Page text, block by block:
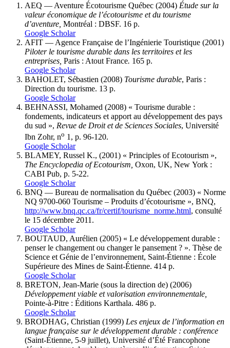
AEQ — Aventure Écotourisme Québec (2004) Étude sur la
valeur économique de l’écotourisme et du tourisme
d’aventure, Montréal : DBSF. 16 p.
Google Scholar
AFIT — Agence Française de l’Ingénierie Touristique (2001)
Piloter le tourisme durable dans les territoires et les
entreprises, Paris : Atout France. 165 p.
Google Scholar
BAHOLET, Sébastien (2008) Tourisme durable, Paris :
Direction du tourisme. 13 p.
Google Scholar
BEHNASSI, Mohamed (2008) « Tourisme durable :
fondements, indicateurs et apport au développement des pays
du sud », Revue de Droit et de Sciences Sociales, Université
Ibn Zohr, no 1, p. 96-120.
Google Scholar
BLAMEY, Russel K., (2001) « Principles of Ecotourism »,
The Encyclopedia of Ecotourism, Oxon, UK, New York :
CABI Pub, p. 5-22.
Google Scholar
BNQ — Bureau de normalisation du Québec (2003) « Norme
NQ 9700-060 Tourisme – Produits d’écotourisme », BNQ,
http://www.bnq.qc.ca/fr/certif/tourisme_norme.html, consulté
le 15 décembre 2011.
Google Scholar
BOUTAUD, Aurélien (2005) « Le développement durable :
penser le changement ou changer le pansement ? ». Thèse de
Science et Génie de l’environnement, Saint-Étienne : École
Supérieure des Mines de Saint-Étienne. 414 p.
Google Scholar
BRETON, Jean-Marie (sous la direction de) (2006)
Développement viable et valorisation environnementale,
Pointe-à-Pitre : Éditions Karthala. 486 p.
Google Scholar
BRODHAG, Christian (1999) Les enjeux de l’information en
langue française sur le développement durable : conférence
(Saint-Étienne, 5-9 juillet), Université d’Été Francophone